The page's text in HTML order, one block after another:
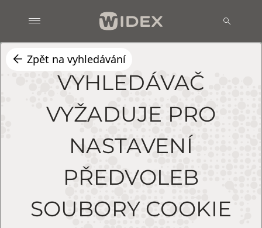
Zpět na vyhledávání
VYHLEDÁVAČ
VYŽADUJE PRO
NASTAVENÍ
PŘEDVOLEB
SOUBORY COOKIE